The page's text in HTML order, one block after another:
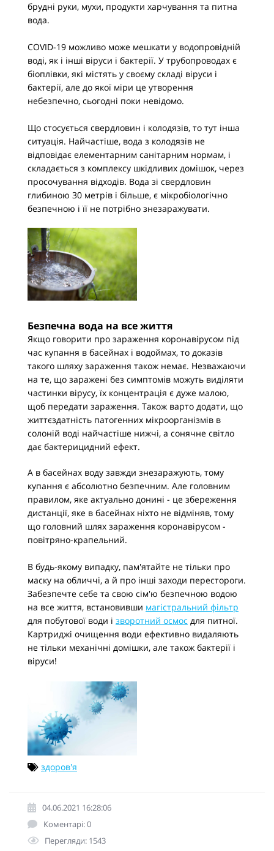
брудні руки, мухи, продукти харчування та питна
вода.
COVID-19 можливо може мешкати у водопровідній
воді, як і інші віруси і бактерії. У трубопроводах є
біоплівки, які містять у своєму складі віруси і
бактерії, але до якої міри це утворення
небезпечно, сьогодні поки невідомо.
Що стосується свердловин і колодязів, то тут інша
ситуація. Найчастіше, вода з колодязів не
відповідає елементарним санітарним нормам, і
складається з комплексу шкідливих домішок, через
просочування відходів. Вода зі свердловин
глибиною 30 метрів і більше, є мікробіологічно
безпечною і її не потрібно знезаражувати.
Безпечна вода на все життя
Якщо говорити про зараження коронавірусом під
час купання в басейнах і водоймах, то доказів
такого шляху зараження також немає. Незважаючи
на те, що заражені без симптомів можуть виділяти
частинки вірусу, їх концентрація є дуже малою,
щоб передати зараження. Також варто додати, що
життєздатність патогенних мікроорганізмів в
солоній воді найчастіше нижчі, а сонячне світло
дає бактерицидний ефект.
А в басейнах воду завжди знезаражують, тому
купання є абсолютно безпечним. Але головним
правилом, яке актуально донині - це збереження
дистанції, яке в басейнах ніхто не відміняв, тому
що головний шлях зараження коронавірусом -
повітряно-крапельний.
В будь-якому випадку, пам'ятайте не тільки про
маску на обличчі, а й про інші заходи перестороги.
Забезпечте себе та свою сім'ю безпечною водою
на все життя, встановивши магістральний фільтр
для побутової води і зворотний осмос для питної.
Картриджі очищення води ефективно видаляють
не тільки механічні домішки, але також бактерії і
віруси!
здоров'я
04.06.2021 16:28:06
Коментарі: 0
Перегляди: 1543